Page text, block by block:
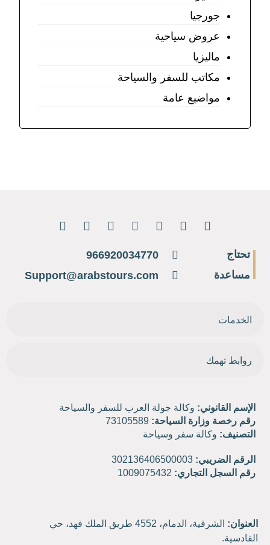
جورجيا
عروض سياحية
ماليزيا
مكاتب للسفر والسياحة
مواضيع عامة
تحتاج
مساعدة
966920034770
Support@arabstours.com
الخدمات
روابط تهمك
الإسم القانوني: وكالة جولة العرب للسفر والسياحة
رقم رخصة وزارة السياحة:
التصنيف: وكالة سفر وسياحة
الرقم الضريبي:
رقم السجل التجاري:
العنوان:
الشرقية، الدمام، 4552 طريق الملك فهد، حي
القادسية.